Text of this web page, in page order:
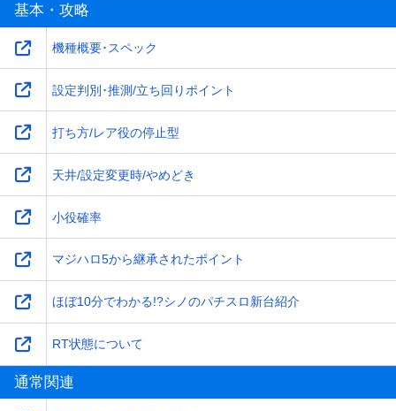
基本・攻略
機種概要･スペック
設定判別･推測/立ち回りポイント
打ち方/レア役の停止型
天井/設定変更時/やめどき
小役確率
マジハロ5から継承されたポイント
ほぼ10分でわかる!?シノのパチスロ新台紹介
RT状態について
通常関連